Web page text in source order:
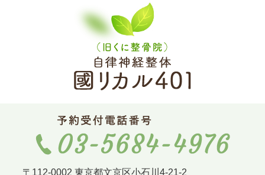
〒112-0002 東京都文京区小石川4-21-2